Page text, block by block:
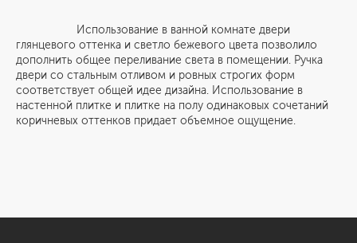
Использование в ванной комнате двери
глянцевого оттенка и светло бежевого цвета позволило
дополнить общее переливание света в помещении. Ручка
двери со стальным отливом и ровных строгих форм
соответствует общей идее дизайна. Использование в
настенной плитке и плитке на полу одинаковых сочетаний
коричневых оттенков придает объемное ощущение.